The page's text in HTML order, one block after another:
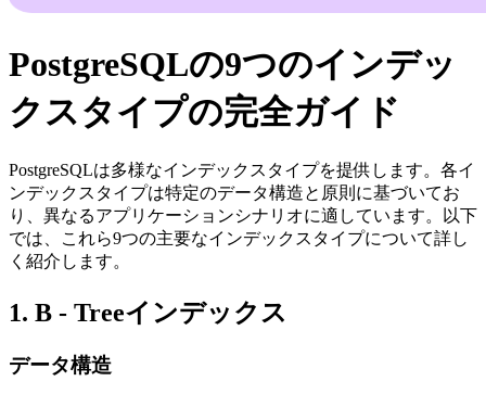
PostgreSQLの9つのインデッ
クスタイプの完全ガイド
PostgreSQLは多様なインデックスタイプを提供します。各イ
ンデックスタイプは特定のデータ構造と原則に基づいてお
り、異なるアプリケーションシナリオに適しています。以下
では、これら9つの主要なインデックスタイプについて詳し
く紹介します。
1. B - Treeインデックス
データ構造